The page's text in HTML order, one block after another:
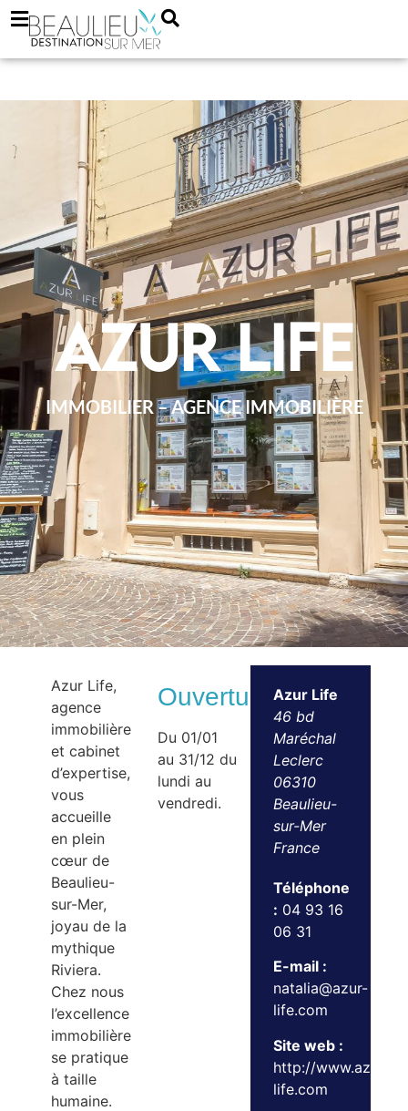
Azur Life
IMMOBILIER – AGENCE IMMOBILIÈRE
Azur Life,
agence
immobilière
et cabinet
d’expertise,
vous
accueille
en plein
cœur de
Beaulieu-
sur-Mer,
joyau de la
mythique
Riviera.
Chez nous
l’excellence
immobilière
se pratique
à taille
humaine.
Ouvertures
Du 01/01
au 31/12 du
lundi au
vendredi.
Azur Life
46 bd
Maréchal
Leclerc
06310
Beaulieu-
sur-Mer
France
Téléphone
: 04 93 16
06 31
E-mail :
natalia@azur-
life.com
Site web :
http://www.azur-
life.com